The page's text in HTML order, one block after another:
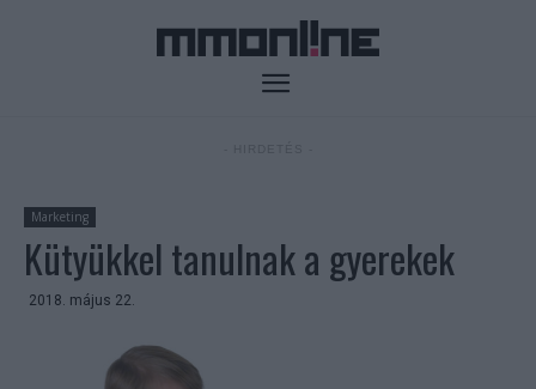
Marketing
Kütyükkel tanulnak a gyerekek
2018. május 22.